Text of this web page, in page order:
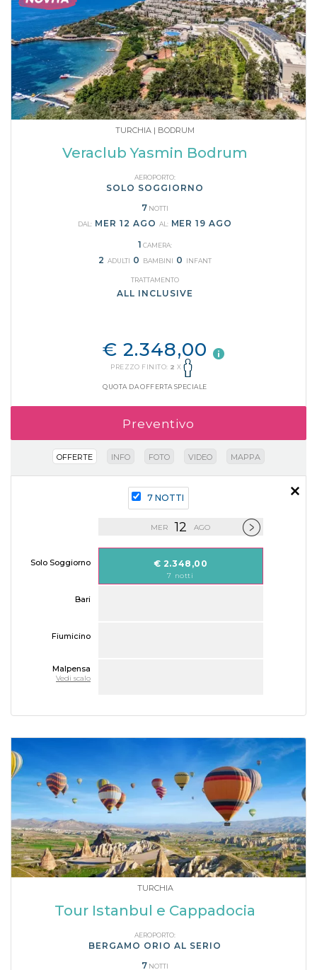
TURCHIA | BODRUM
Veraclub Yasmin Bodrum
AEROPORTO:
SOLO SOGGIORNO
7 NOTTI
DAL: MER 12 AGO AL: MER 19 AGO
1 CAMERA:
2 ADULTI 0 BAMBINI 0 INFANT
TRATTAMENTO
ALL INCLUSIVE
€ 2.348,00
PREZZO FINITO: 2 X
QUOTA DA OFFERTA SPECIALE
Preventivo
OFFERTE INFO FOTO VIDEO MAPPA
7 NOTTI
MER 12 AGO
€ 2.348,00
7 notti
Solo Soggiorno
Bari
Fiumicino
Malpensa
Vedi scalo
TURCHIA
Tour Istanbul e Cappadocia
AEROPORTO:
BERGAMO ORIO AL SERIO
7 NOTTI